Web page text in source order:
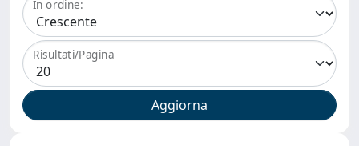
In ordine:
Risultati/Pagina